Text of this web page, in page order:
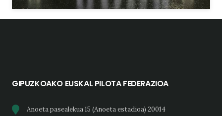
GIPUZKOAKO EUSKAL PILOTA FEDERAZIOA
Anoeta pasealekua 15 (Anoeta estadioa) 20014